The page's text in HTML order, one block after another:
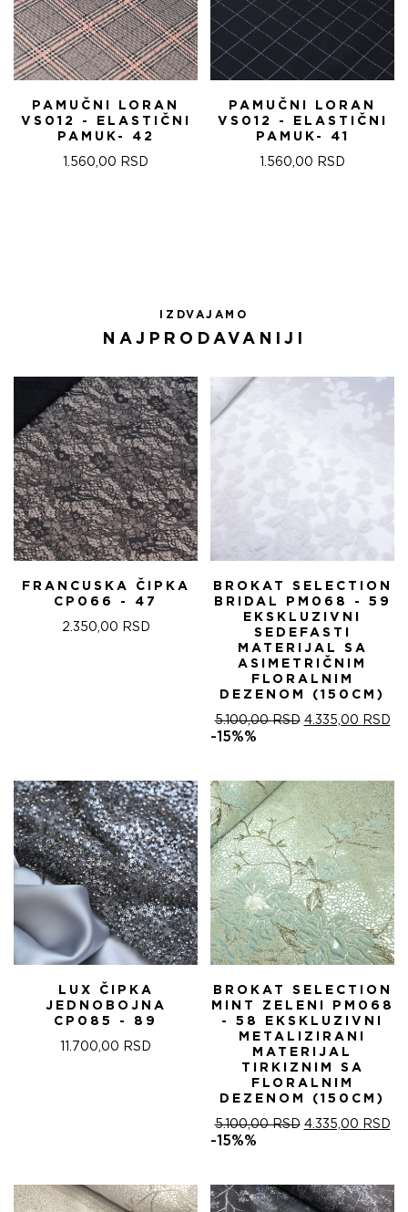
PAMUČNI LORAN
VS012 - ELASTIČNI
PAMUK- 42
1.560,00 RSD
PAMUČNI LORAN
VS012 - ELASTIČNI
PAMUK- 41
1.560,00 RSD
IZDVAJAMO
NAJPRODAVANIJI
FRANCUSKA ČIPKA
CP066 - 47
2.350,00 RSD
BROKAT SELECTION
BRIDAL PM068 - 59
EKSKLUZIVNI
SEDEFASTI
MATERIJAL SA
ASIMETRIČNIM
FLORALNIM
DEZENOM (150CM)
5.100,00RSD ОРИГИНАЛНА
5.100,00 RSD.
4.335,00 RSD
-15%%
LUX ČIPKA
JEDNOBOJNA
CP085 - 89
11.700,00 RSD
BROKAT SELECTION
MINT ZELENI PM068
- 58 EKSKLUZIVNI
METALIZIRANI
MATERIJAL
TIRKIZNIM SA
FLORALNIM
DEZENOM (150CM)
5.100,00RSD ОРИГИНАЛНА
5.100,00 RSD.
4.335,00 RSD
-15%%